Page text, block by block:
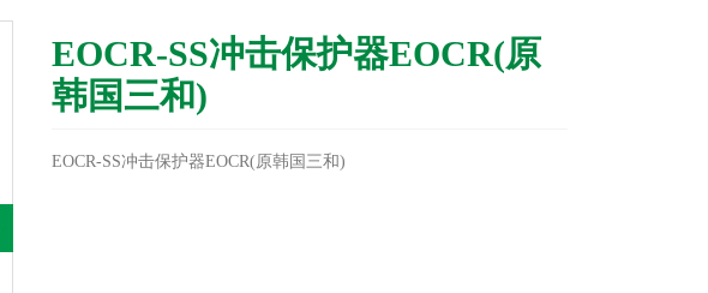
EOCR-SS冲击保护器EOCR(原
韩国三和)
EOCR-SS冲击保护器EOCR(原韩国三和)